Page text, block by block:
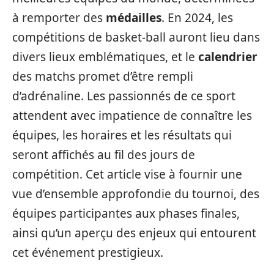
à remporter des médailles. En 2024, les
compétitions de basket-ball auront lieu dans
divers lieux emblématiques, et le calendrier
des matchs promet d’être rempli
d’adrénaline. Les passionnés de ce sport
attendent avec impatience de connaître les
équipes, les horaires et les résultats qui
seront affichés au fil des jours de
compétition. Cet article vise à fournir une
vue d’ensemble approfondie du tournoi, des
équipes participantes aux phases finales,
ainsi qu’un aperçu des enjeux qui entourent
cet événement prestigieux.